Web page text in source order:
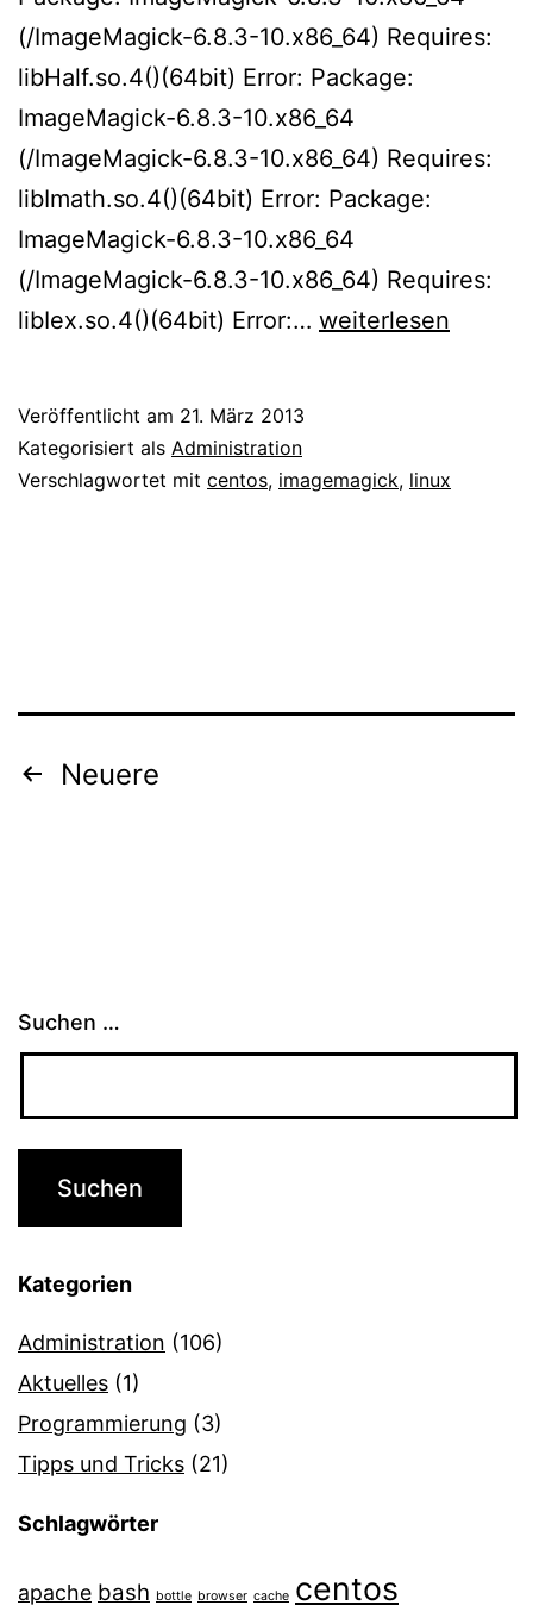
(/ImageMagick-6.8.3-10.x86_64) Requires:
libHalf.so.4()(64bit) Error: Package:
ImageMagick-6.8.3-10.x86_64
(/ImageMagick-6.8.3-10.x86_64) Requires:
libImath.so.4()(64bit) Error: Package:
ImageMagick-6.8.3-10.x86_64
(/ImageMagick-6.8.3-10.x86_64) Requires:
libIex.so.4()(64bit) Error:… ImageMagick
bauen
weiterlesen
Veröffentlicht am 21. März 2013
Kategorisiert als Administration
Verschlagwortet mit centos, imagemagick, linux
Seitennummerierung
Neuere
Suchen …
Kategorien
Administration (106)
Aktuelles (1)
Programmierung (3)
Tipps und Tricks (21)
Schlagwörter
apache bash bottle browser cache centos